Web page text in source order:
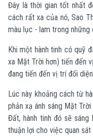
Đây là thời gian tốt nhất
cách rất xa của nó, Sao
màu lục - lam trong những
Khi một hành tinh có quỹ
xa Mặt Trời hơn) tiến đến
đang tiến đến vị trí đối
Lúc này khoảng cách từ
phản xạ ánh sáng Mặt
Đất, hành tinh đó sẽ
thuận lợi cho việc quan sát